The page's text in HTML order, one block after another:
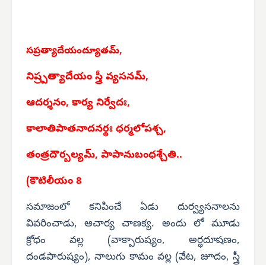
సప్రత్యాదేయంద్యూతమ్,
నిష్ర్పత్యాదేయం స్త్రీ వ్యసనమ్,
ఆదర్శనం, కార్య నిర్వేదః,
కాలాతిపాతనాదనర్థః ధర్మలోపశ్చ,
తంత్రదౌర్బల్యమ్, పాపానుబంధశ్చేతి..
(కౌటిలీయం 8
సమాజంలో కనిపించే ఏడు దుర్వ్యసనాలను
వివరించాడు, ఆచార్య చాణక్య. అందు లో మూడు
క్రోధం వల్ల (వాక్పారుష్యం, అర్థదూషణం,
దండపారుష్యం), నాలుగు కామం వల్ల (వేట, జూదం, స్త్రీ